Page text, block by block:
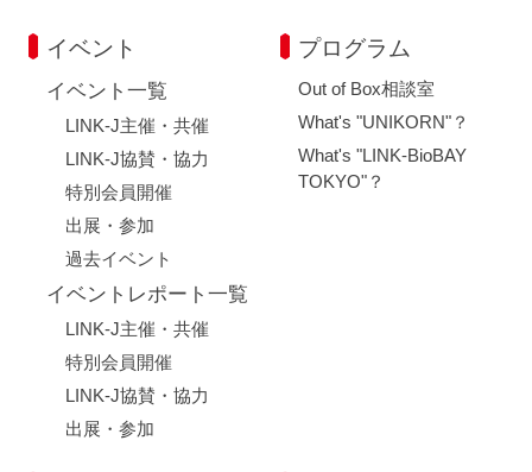
イベント
イベント一覧
LINK-J主催・共催
LINK-J協賛・協力
特別会員開催
出展・参加
過去イベント
イベントレポート一覧
LINK-J主催・共催
特別会員開催
LINK-J協賛・協力
出展・参加
プログラム
Out of Box相談室
What's "UNIKORN"？
What's "LINK-BioBAY
TOKYO"？